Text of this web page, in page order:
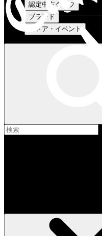
認定中古クラブ
ブランド
ストア・イベント